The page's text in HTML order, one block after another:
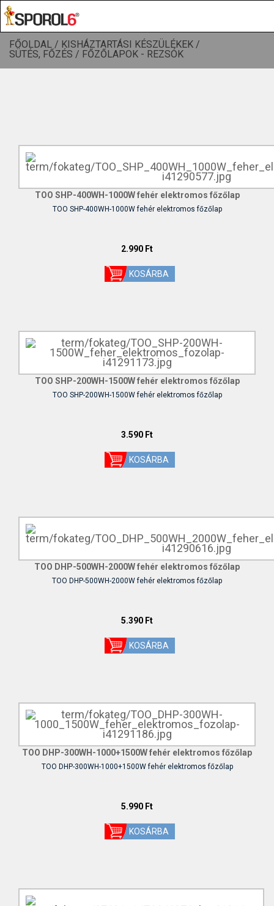
FŐOLDAL / KISHÁZTARTÁSI KÉSZÜLÉKEK /
SÜTÉS, FŐZÉS / FŐZŐLAPOK - REZSÓK
TOO SHP-400WH-1000W fehér elektromos főzőlap
TOO SHP-400WH-1000W fehér elektromos főzőlap
2.990 Ft
TOO SHP-200WH-1500W fehér elektromos főzőlap
TOO SHP-200WH-1500W fehér elektromos főzőlap
3.590 Ft
TOO DHP-500WH-2000W fehér elektromos főzőlap
TOO DHP-500WH-2000W fehér elektromos főzőlap
5.390 Ft
TOO DHP-300WH-1000+1500W fehér elektromos főzőlap
TOO DHP-300WH-1000+1500W fehér elektromos főzőlap
5.990 Ft